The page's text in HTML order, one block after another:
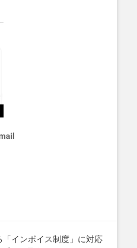
インボイス制度」に対応